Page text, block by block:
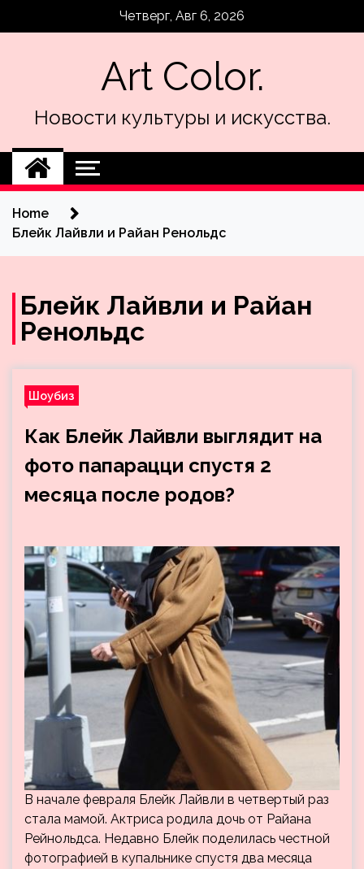
Четверг, Авг 6, 2026
Art Color.
Новости культуры и искусства.
Home
Блейк Лайвли и Райан Ренольдс
Блейк Лайвли и Райан
Ренольдс
Шоубиз
Как Блейк Лайвли выглядит на
фото папарацци спустя 2
месяца после родов?
В начале февраля Блейк Лайвли в четвертый раз
стала мамой. Актриса родила дочь от Райана
Рейнольдса. Недавно Блейк поделилась честной
фотографией в купальнике спустя два месяца